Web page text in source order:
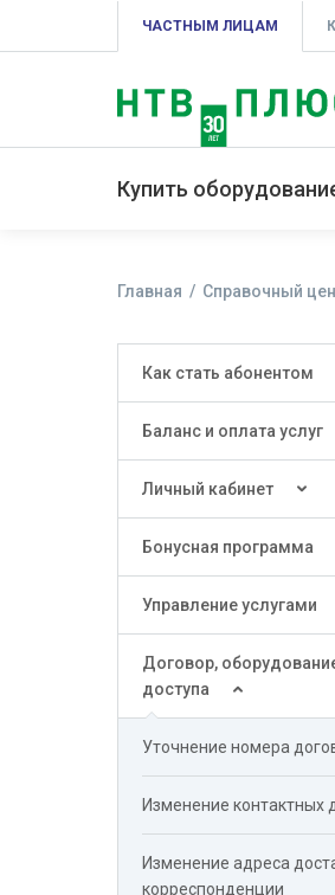
ЧАСТНЫМ ЛИЦАМ
Купить
Главная Справочный
Как стать абонентом
Баланс и оплата услуг
Личный кабинет
Бонусная программа
Управление услугами
Договор,
доступа
Уточнение номера
Изменение контактных
Изменение адреса
корреспонденции